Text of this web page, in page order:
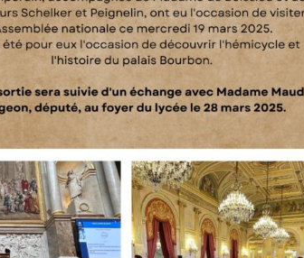
Championnat
National UGSEL de
Natation